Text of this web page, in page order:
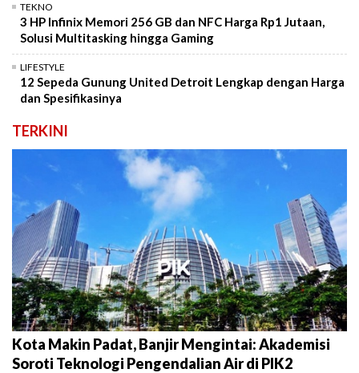
TEKNO
3 HP Infinix Memori 256 GB dan NFC Harga Rp1 Jutaan,
Solusi Multitasking hingga Gaming
LIFESTYLE
12 Sepeda Gunung United Detroit Lengkap dengan Harga
dan Spesifikasinya
TERKINI
Kota Makin Padat, Banjir Mengintai: Akademisi
Soroti Teknologi Pengendalian Air di PIK2